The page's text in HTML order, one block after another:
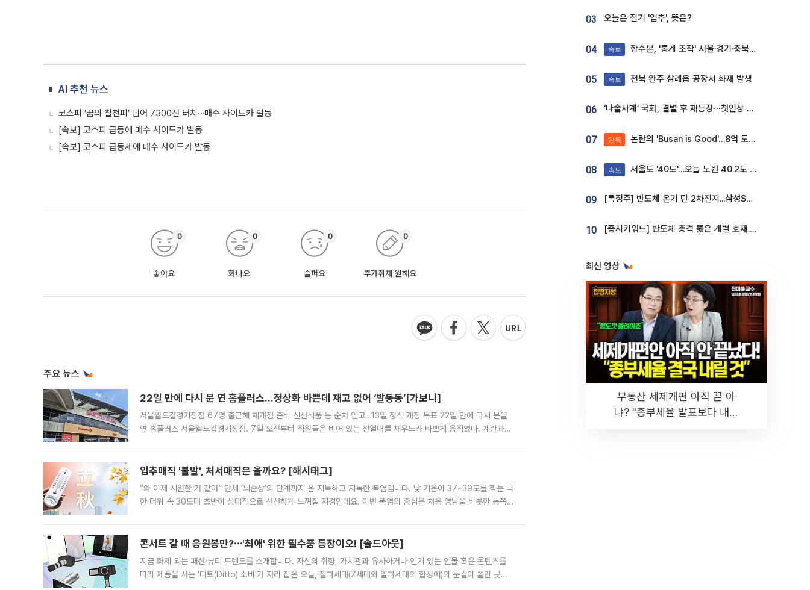
AI 추천 뉴스
코스피 ‘꿈의 칠천피’ 넘어 7300선 터치⋯매수 사이드카 발동
[속보] 코스피 급등에 매수 사이드카 발동
[속보] 코스피 급등세에 매수 사이드카 발동
좋아요
0
화나요
0
슬퍼요
0
추가취재 원해요
0
주요 뉴스
22일 만에 다시 문 연 홈플러스…정상화 바쁜데 재고 없어 ‘발동동’[가보니]
서울월드컵경기장점 67명 출근해 재개점 준비 신선식품 등 순차 입고…13일 정식 개장 목표 22일 만에 다시 문을
연 홈플러스 서울월드컵경기장점. 7일 오전부터 직원들은 비어 있는 진열대를 채우느라 바쁘게 움직였다. 계란과
입추매직 '불발', 처서매직은 올까요? [해시태그]
“와 이제 시원한 거 같아” 단체 ‘뇌손상’의 단계까지 온 지독하고 지독한 폭염입니다. 낮 기온이 37~39도를 찍는 극
한 더위 속 30도대 초반이 상대적으로 선선하게 느껴질 지경인데요. 이번 폭염의 중심은 처음 영남을 비롯한 동쪽
콘서트 갈 때 응원봉만?⋯'최애' 위한 필수품 등장이오! [솔드아웃]
지금 화제 되는 패션·뷰티 트렌드를 소개합니다. 자신의 취향, 가치관과 유사하거나 인기 있는 인물 혹은 콘텐츠를
따라 제품을 사는 '디토(Ditto) 소비'가 자리 잡은 오늘, 잘파세대(Z세대와 알파세대의 합성어)의 눈길이 쏠린 곳은
03 오늘은 절기 '입추', 뜻은?
04 속보 합수본, '통계 조작' 서울·경기·충북 선관위 등 추가 압수수색
05 속보 전북 완주 삼례읍 공장서 화재 발생
06 ‘나솔사계’ 국화, 결별 후 재등장⋯첫인상 투표 휩쓸고 ‘인기녀’ 등극
07 단독 논란의 'Busan is Good'…8억 도시브랜드, 용산 대통령실 CI 업체가 수행
08 속보 서울도 '40도'…오늘 노원 40.2도 기록
09 [특징주] 반도체 온기 탄 2차전지...삼성SDI, 장 초반 7% 넘게 껑충
10 [증시키워드] 반도체 충격 뚫은 개별 호재...포스코퓨처엠·에코프로·한화솔루션 '눈길'
최신 영상
부동산 세제개편 아직 끝 아
냐? "종부세율 발표보다 내릴